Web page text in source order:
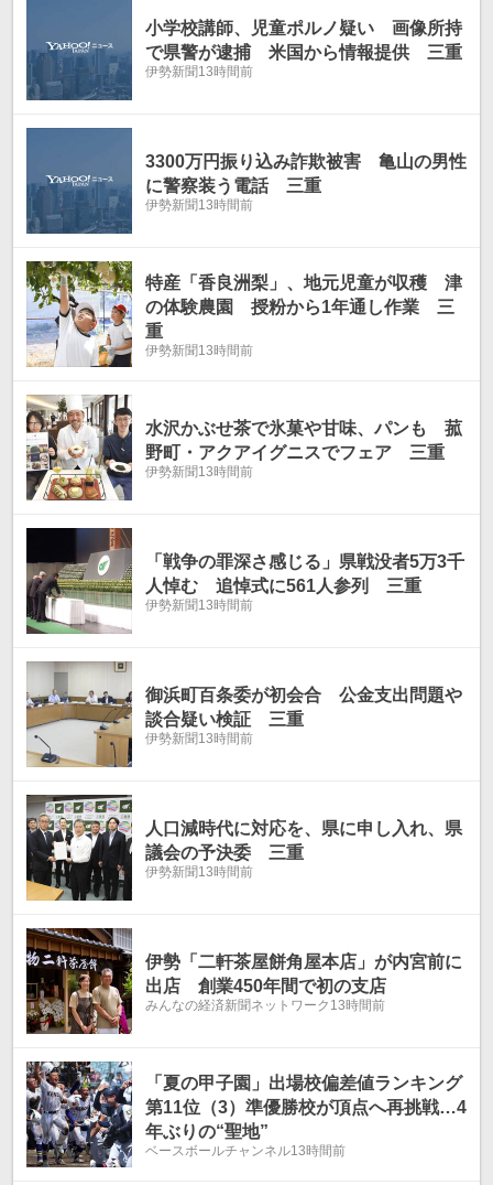
小学校講師、児童ポルノ疑い 画像所持
で県警が逮捕 米国から情報提供 三重
伊勢新聞13時間前
3300万円振り込み詐欺被害 亀山の男性
に警察装う電話 三重
伊勢新聞13時間前
特産「香良洲梨」、地元児童が収穫 津
の体験農園 授粉から1年通し作業 三
重
伊勢新聞13時間前
水沢かぶせ茶で氷菓や甘味、パンも 菰
野町・アクアイグニスでフェア 三重
伊勢新聞13時間前
「戦争の罪深さ感じる」県戦没者5万3千
人悼む 追悼式に561人参列 三重
伊勢新聞13時間前
御浜町百条委が初会合 公金支出問題や
談合疑い検証 三重
伊勢新聞13時間前
人口減時代に対応を、県に申し入れ、県
議会の予決委 三重
伊勢新聞13時間前
伊勢「二軒茶屋餅角屋本店」が内宮前に
出店 創業450年間で初の支店
みんなの経済新聞ネットワーク 13時間前
「夏の甲子園」出場校偏差値ランキング
第11位（3）準優勝校が頂点へ再挑戦…4
年ぶりの“聖地”
ベースボールチャンネル13時間前